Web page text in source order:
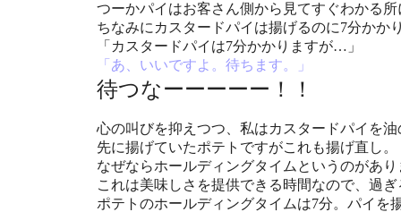
つーかパイはお客さん側から見てすぐわかる
ちなみにカスタードパイは揚げるのに7分かか
「カスタードパイは7分かかりますが…」
「あ、いいですよ。待ちます。」
待つなーーーーー！！
心の叫びを抑えつつ、私はカスタードパイを
先に揚げていたポテトですがこれも揚げ直し。
なぜならホールディングタイムというのがあり
これは美味しさを提供できる時間なので、過
ポテトのホールディングタイムは7分。パイを